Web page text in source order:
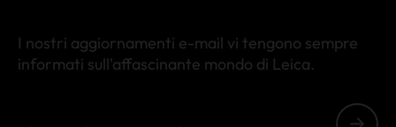
I nostri aggiornamenti e-mail vi tengono sempre
informati sull'affascinante mondo di Leica.